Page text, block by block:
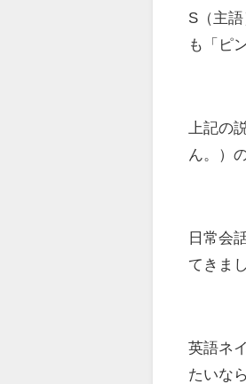
S（主
も「ピ
上記の
ん。）
日常会
てきま
英語ネ
たいな